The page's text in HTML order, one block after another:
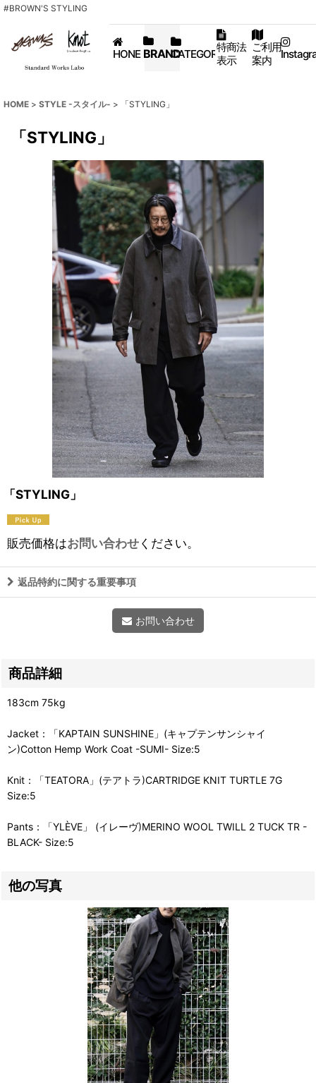
#BROWN'S STYLING
HONE BRANDCATEGORY特商法
表示
ご利用
案内
HOME > STYLE -スタイル- > 「STYLING」
「STYLING」
「STYLING」
販売価格はお問い合わせください。
返品特約に関する重要事項
お問い合わせ
商品詳細
183cm 75kg
Jacket：「KAPTAIN SUNSHINE」(キャプテンサンシャイ
ン)Cotton Hemp Work Coat -SUMI- Size:5
Knit：「TEATORA」(テアトラ)CARTRIDGE KNIT TURTLE 7G
Size:5
Pants：「YLÈVE」 (イレーヴ)MERINO WOOL TWILL 2 TUCK TR -
BLACK- Size:5
他の写真